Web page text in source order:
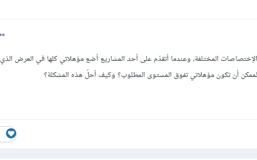
المختلفة، وعندما أتقدّم على أحد المشاريع أضع مؤهلاتي كلها في العرض الذي
أن تكون مؤهلاتي تفوق المستوى المطلوب؟ وكيف أحلّ هذه المشكلة؟